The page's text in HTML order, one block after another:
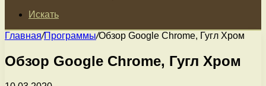
Искать
Главная/Программы/Обзор Google Chrome, Гугл Хром
Обзор Google Chrome, Гугл Хром